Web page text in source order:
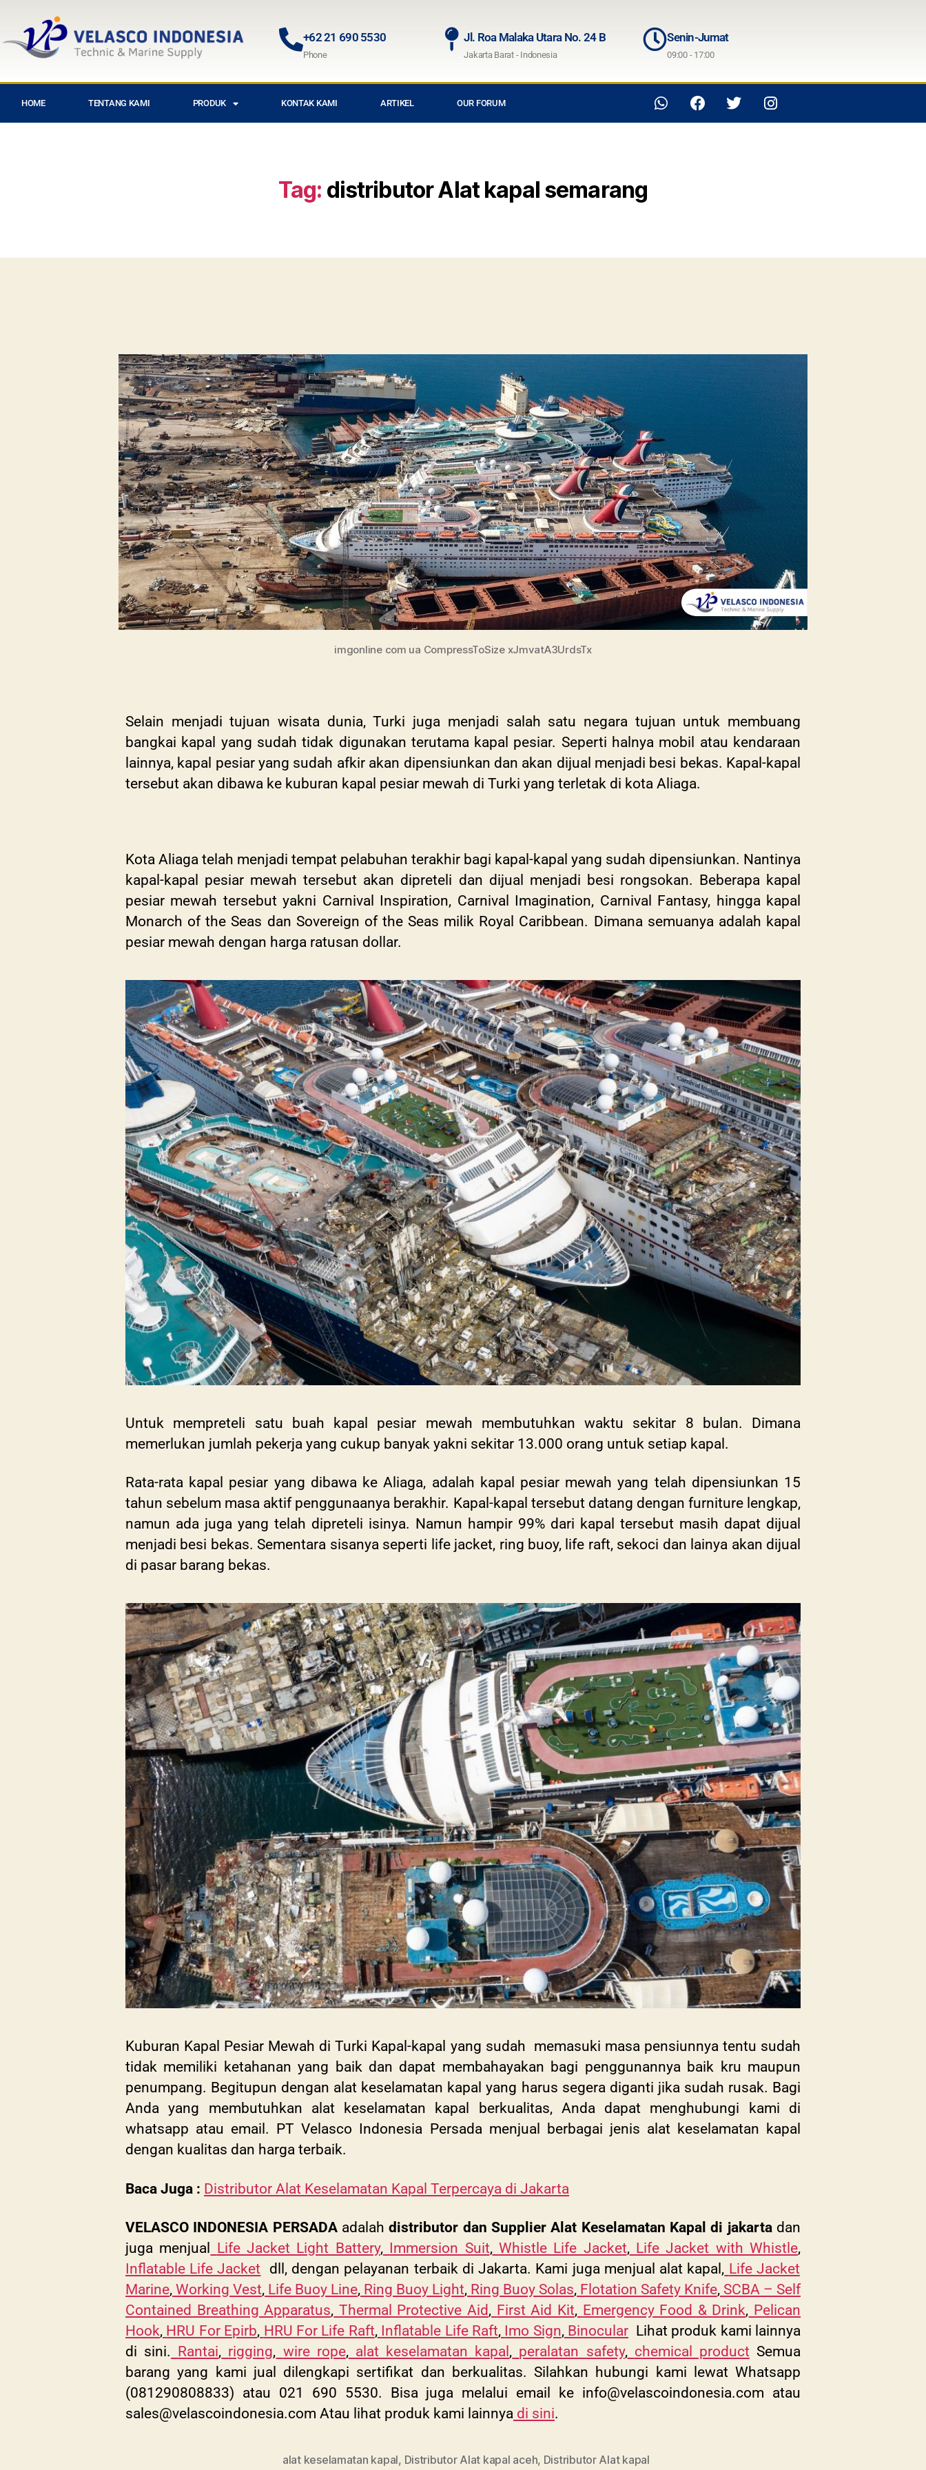
+62 21 690 5530
Phone
Jl. Roa Malaka Utara No. 24 B
Jakarta Barat - Indonesia
Senin-Jumat
09:00 - 17:00
HOME TENTANG KAMI PRODUK KONTAK KAMI ARTIKEL OUR FORUM
Tag: distributor Alat kapal semarang
imgonline com ua CompressToSize xJmvatA3UrdsTx
Selain menjadi tujuan wisata dunia, Turki juga menjadi salah satu negara tujuan untuk membuang
bangkai kapal yang sudah tidak digunakan terutama kapal pesiar. Seperti halnya mobil atau kendaraan
lainnya, kapal pesiar yang sudah afkir akan dipensiunkan dan akan dijual menjadi besi bekas. Kapal-kapal
tersebut akan dibawa ke kuburan kapal pesiar mewah di Turki yang terletak di kota Aliaga.
Kota Aliaga telah menjadi tempat pelabuhan terakhir bagi kapal-kapal yang sudah dipensiunkan. Nantinya
kapal-kapal pesiar mewah tersebut akan dipreteli dan dijual menjadi besi rongsokan. Beberapa kapal
pesiar mewah tersebut yakni Carnival Inspiration, Carnival Imagination, Carnival Fantasy, hingga kapal
Monarch of the Seas dan Sovereign of the Seas milik Royal Caribbean. Dimana semuanya adalah kapal
pesiar mewah dengan harga ratusan dollar.
Untuk mempreteli satu buah kapal pesiar mewah membutuhkan waktu sekitar 8 bulan. Dimana
memerlukan jumlah pekerja yang cukup banyak yakni sekitar 13.000 orang untuk setiap kapal.
Rata-rata kapal pesiar yang dibawa ke Aliaga, adalah kapal pesiar mewah yang telah dipensiunkan 15
tahun sebelum masa aktif penggunaanya berakhir. Kapal-kapal tersebut datang dengan furniture lengkap,
namun ada juga yang telah dipreteli isinya. Namun hampir 99% dari kapal tersebut masih dapat dijual
menjadi besi bekas. Sementara sisanya seperti life jacket, ring buoy, life raft, sekoci dan lainya akan dijual
di pasar barang bekas.
Kuburan Kapal Pesiar Mewah di Turki Kapal-kapal yang sudah memasuki masa pensiunnya tentu sudah
tidak memiliki ketahanan yang baik dan dapat membahayakan bagi penggunannya baik kru maupun
penumpang. Begitupun dengan alat keselamatan kapal yang harus segera diganti jika sudah rusak. Bagi
Anda yang membutuhkan alat keselamatan kapal berkualitas, Anda dapat menghubungi kami di
whatsapp atau email. PT Velasco Indonesia Persada menjual berbagai jenis alat keselamatan kapal
dengan kualitas dan harga terbaik.
Baca Juga : Distributor Alat Keselamatan Kapal Terpercaya di Jakarta
VELASCO INDONESIA PERSADAadalahdistributor dan Supplier Alat Keselamatan Kapal di jakartadan
juga menjual
Life Jacket Light Battery, Immersion Suit, Whistle Life Jacket, Life Jacket with Whistle,
Inflatable Life Jacket dll, dengan pelayanan terbaik di Jakarta. Kami juga menjual alat kapal, Life Jacket
Marine, Working Vest, Life Buoy Line, Ring Buoy Light, Ring Buoy Solas, Flotation Safety Knife, SCBA – Self
Contained Breathing Apparatus, Thermal Protective Aid, First Aid Kit, Emergency Food & Drink, Pelican
Hook, HRU For Epirb, HRU For Life Raft, Inflatable Life Raft, Imo Sign, Binocular Lihat produk kami lainnya
di sini. Rantai, rigging, wire rope, alat keselamatan kapal , peralatan safety, chemical product Semua
barang yang kami jual dilengkapi sertifikat dan berkualitas. Silahkan hubungi kami lewat Whatsapp
(081290808833) atau 021 690 5530. Bisa juga melalui email ke info@velascoindonesia.com atau
sales@velascoindonesia.com Atau lihat produk kami lainnya di sini.
alat keselamatan kapal, Distributor Alat kapal aceh, Distributor Alat kapal